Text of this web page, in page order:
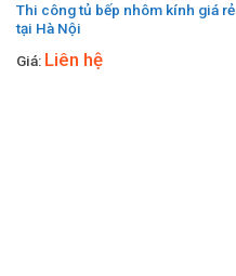
Thi công tủ bếp nhôm kính giá rẻ
tại Hà Nội
Giá: Liên hệ